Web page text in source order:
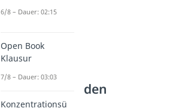
Einblicke in den
Playstore
6/8 – Dauer: 02:15
Open Book
Klausur
7/8 – Dauer: 03:03
Konzentrationsü